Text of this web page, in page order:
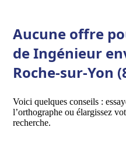
Aucune offre
de Ingénieur
Roche-sur-Yon
Voici quelques conseils :
l’orthographe ou élargissez
recherche.